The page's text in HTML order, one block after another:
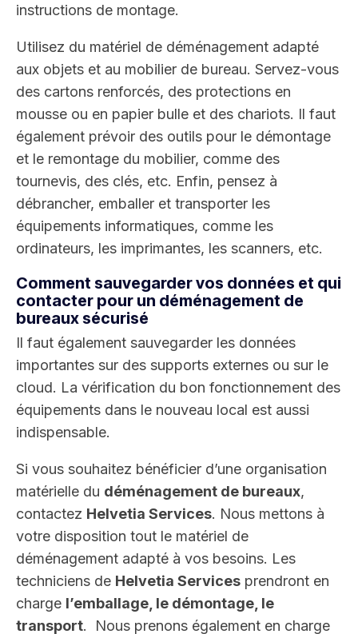
instructions de montage.
Utilisez du matériel de déménagement adapté
aux objets et au mobilier de bureau. Servez-vous
des cartons renforcés, des protections en
mousse ou en papier bulle et des chariots. Il faut
également prévoir des outils pour le démontage
et le remontage du mobilier, comme des
tournevis, des clés, etc. Enfin, pensez à
débrancher, emballer et transporter les
équipements informatiques, comme les
ordinateurs, les imprimantes, les scanners, etc.
Comment sauvegarder vos données et qui
contacter pour un déménagement de
bureaux sécurisé
Il faut également sauvegarder les données
importantes sur des supports externes ou sur le
cloud. La vérification du bon fonctionnement des
équipements dans le nouveau local est aussi
indispensable.
Si vous souhaitez bénéficier d’une organisation
matérielle du déménagement de bureaux,
contactez Helvetia Services. Nous mettons à
votre disposition tout le matériel de
déménagement adapté à vos besoins. Les
techniciens de Helvetia Services prendront en
charge l’emballage, le démontage, le
transport. Nous prenons également en charge